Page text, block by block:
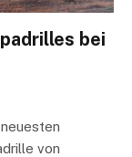
bei
von